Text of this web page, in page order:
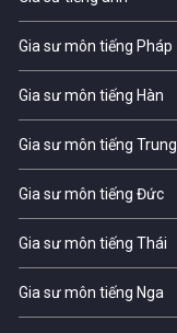
Gia sư môn tiếng Pháp
Gia sư môn tiếng Hàn
Gia sư môn tiếng Trung
Gia sư môn tiếng Đức
Gia sư môn tiếng Thái
Gia sư môn tiếng Nga